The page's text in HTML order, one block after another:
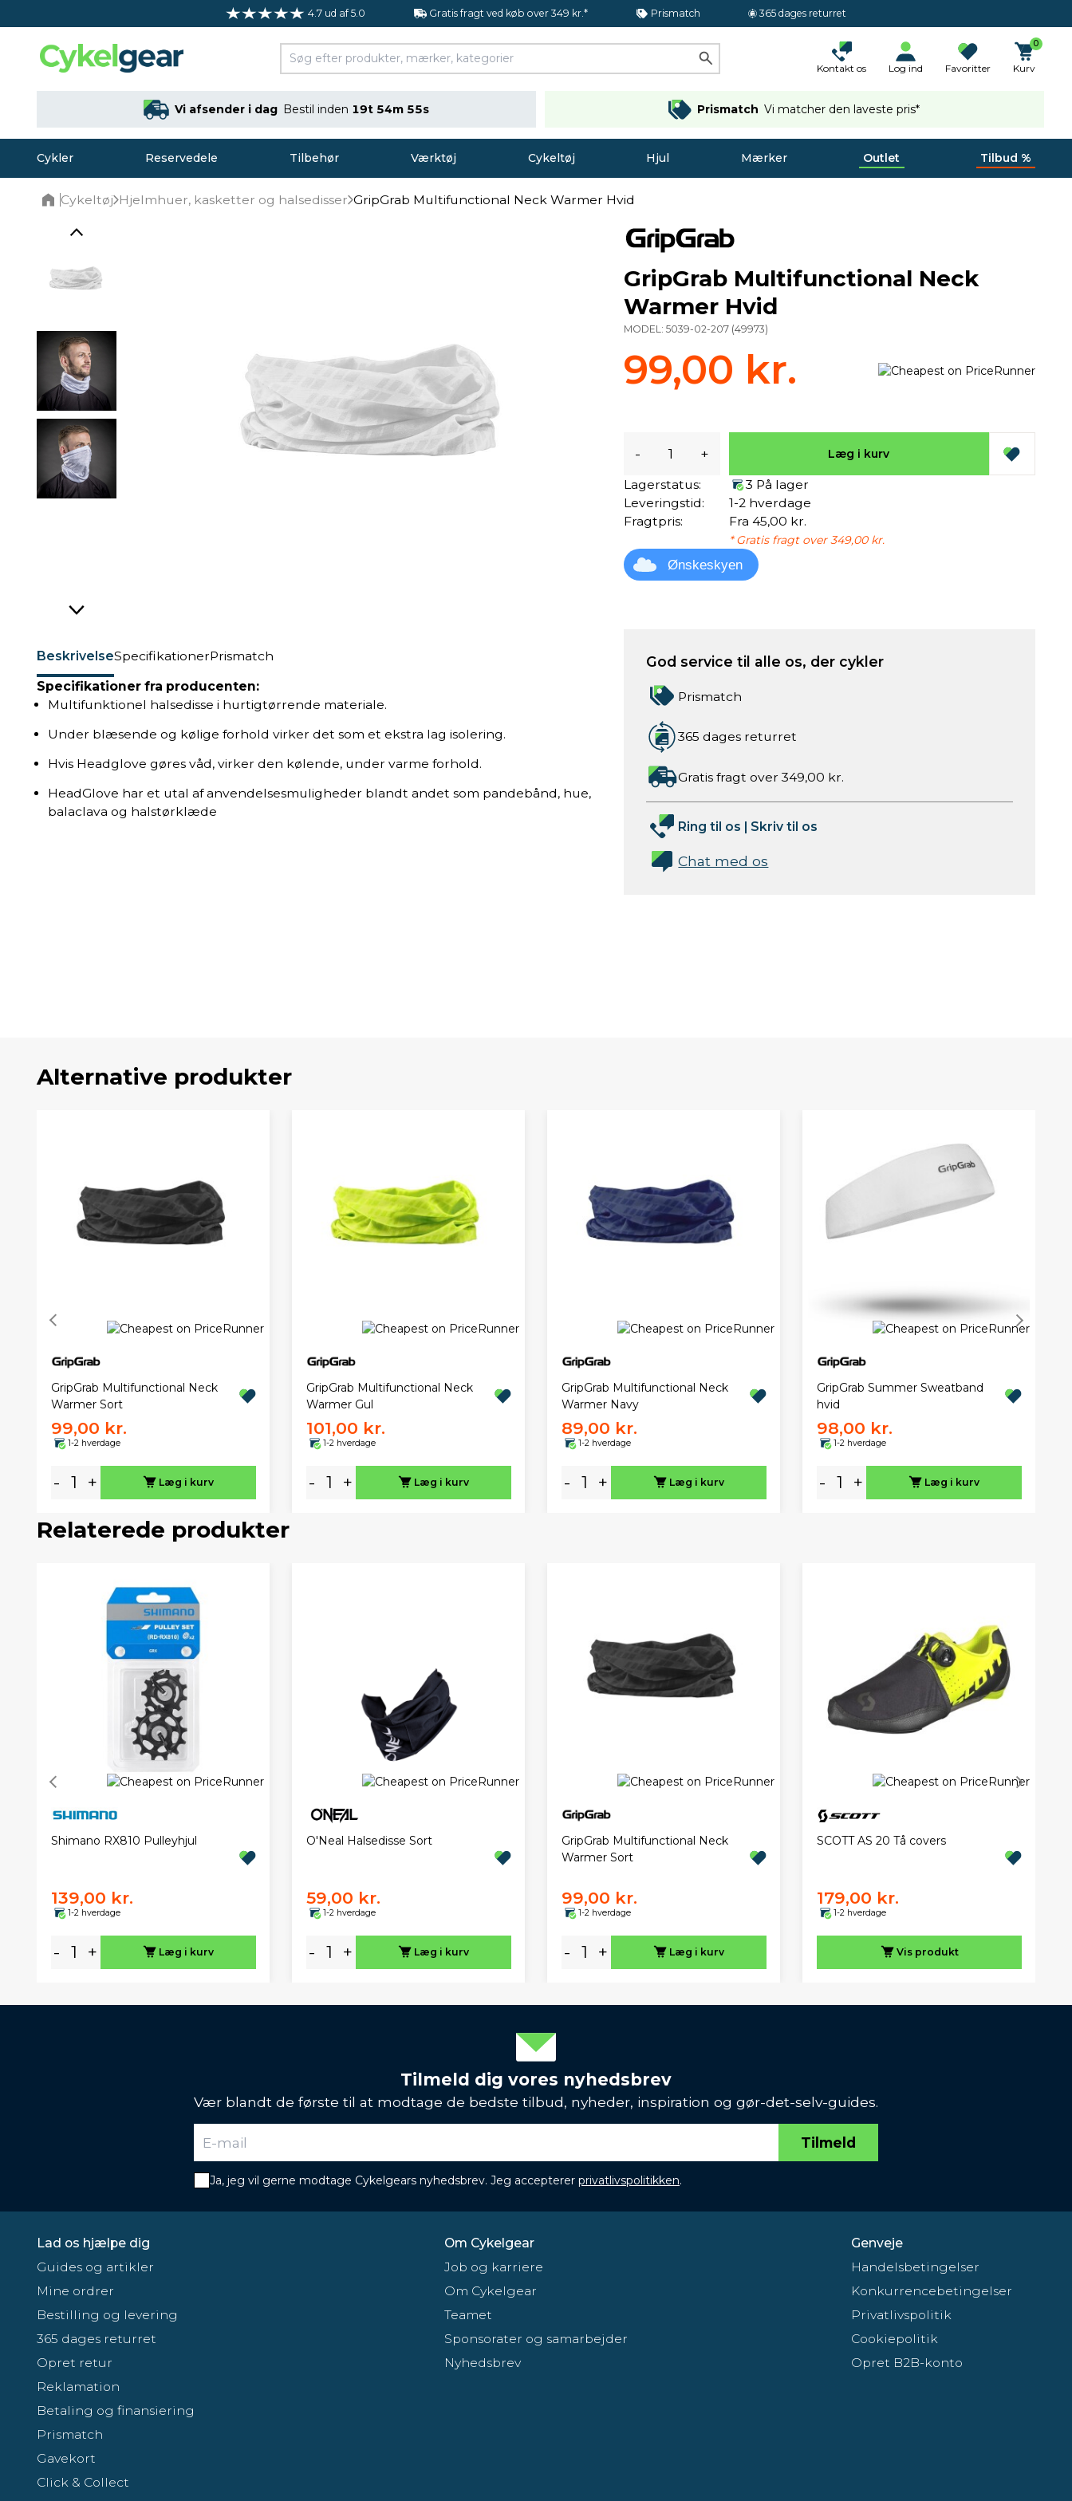
4.7 ud af 5.0 Gratis fragt ved køb over 349 kr.* Prismatch 365 dages returret
Kontakt os Log ind Favoritter
0
Kurv
Vi afsender i dag Bestil inden 19t 54m 54s Prismatch Vi matcher den laveste pris*
Cykler Reservedele Tilbehør Værktøj Cykeltøj Hjul Mærker Outlet Tilbud %
Cykeltøj Hjelmhuer, kasketter og halsedisser GripGrab Multifunctional Neck Warmer Hvid
BeskrivelseSpecifikationerPrismatch
Specifikationer fra producenten:
Multifunktionel halsedisse i hurtigtørrende materiale.
Under blæsende og kølige forhold virker det som et ekstra lag isolering.
Hvis Headglove gøres våd, virker den kølende, under varme forhold.
HeadGlove har et utal af anvendelsesmuligheder blandt andet som pandebånd, hue,
balaclava og halstørklæde
GripGrab Multifunctional Neck
Warmer Hvid
MODEL:5039-02-207 (49973)
99,00 kr.
- + Læg i kurv
Lagerstatus:
3 På lager
Leveringstid:
1-2 hverdage
Fragtpris:
Fra 45,00 kr.
* Gratis fragt over 349,00 kr.
Ønskeskyen
God service til alle os, der cykler
Prismatch
365 dages returret
Gratis fragt over 349,00 kr.
Ring til os | Skriv til os
Chat med os
Alternative produkter
GripGrab Multifunctional Neck
Warmer Sort
99,00 kr.
1-2 hverdage
- + Læg i kurv
GripGrab Multifunctional Neck
Warmer Gul
101,00 kr.
1-2 hverdage
- + Læg i kurv
GripGrab Multifunctional Neck
Warmer Navy
89,00 kr.
1-2 hverdage
- + Læg i kurv
GripGrab Summer Sweatband
hvid
98,00 kr.
1-2 hverdage
- + Læg i kurv
Relaterede produkter
Shimano RX810 Pulleyhjul
139,00 kr.
1-2 hverdage
- + Læg i kurv
O'Neal Halsedisse Sort
59,00 kr.
1-2 hverdage
- + Læg i kurv
GripGrab Multifunctional Neck
Warmer Sort
99,00 kr.
1-2 hverdage
- + Læg i kurv
SCOTT AS 20 Tå covers
179,00 kr.
1-2 hverdage
Vis produkt
Tilmeld dig vores nyhedsbrev
Vær blandt de første til at modtage de bedste tilbud, nyheder, inspiration og gør-det-selv-guides.
Tilmeld
Ja, jeg vil gerne modtage Cykelgears nyhedsbrev. Jeg accepterer privatlivspolitikken.
Lad os hjælpe dig
Guides og artikler
Mine ordrer
Bestilling og levering
365 dages returret
Opret retur
Reklamation
Betaling og finansiering
Prismatch
Gavekort
Click & Collect
Om Cykelgear
Job og karriere
Om Cykelgear
Teamet
Sponsorater og samarbejder
Nyhedsbrev
Genveje
Handelsbetingelser
Konkurrencebetingelser
Privatlivspolitik
Cookiepolitik
Opret B2B-konto